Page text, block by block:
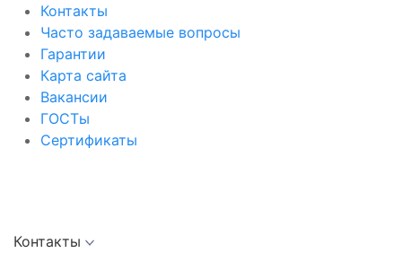
Контакты
Часто задаваемые вопросы
Гарантии
Карта сайта
Вакансии
ГОСТы
Сертификаты
Контакты